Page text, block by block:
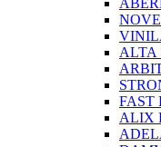
ALTA
FAST
ALIX